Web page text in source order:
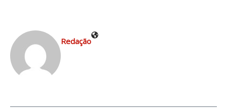
Redação